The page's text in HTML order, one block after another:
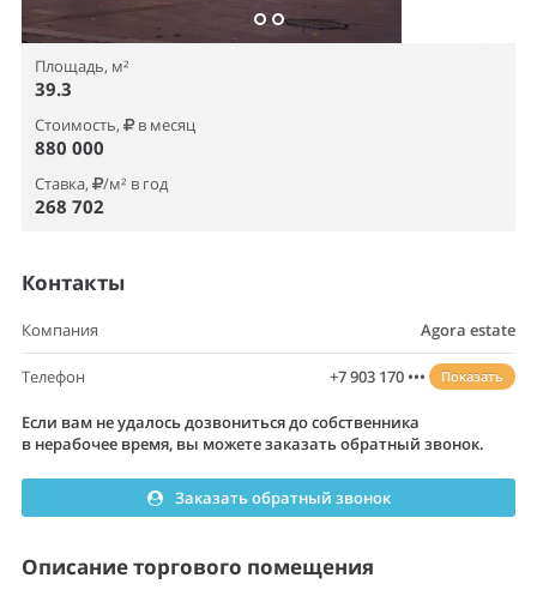
Площадь, м²
39.3
Стоимость, в месяц
880 000
Ставка, /м² в год
268 702
Контакты
Компания Agora estate
Телефон +7 903 170 ••• Показать
Если вам не удалось дозвониться до собственника
в нерабочее время, вы можете заказать обратный звонок.
Заказать обратный звонок
Описание торгового помещения